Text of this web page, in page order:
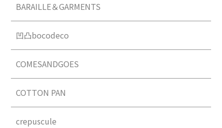
BARAILLE＆GARMENTS
凹凸bocodeco
COMESANDGOES
COTTON PAN
crepuscule